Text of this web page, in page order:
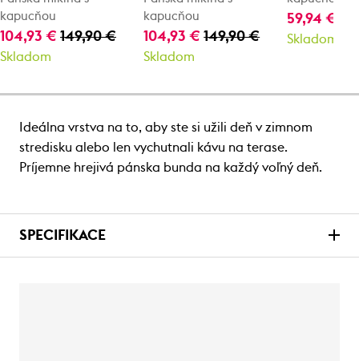
kapucňou
104,93 € 149,90 €
Skladom
kapucňou
104,93 €149,90 €
Skladom
59,94 €
Skladom
Ideálna vrstva na to, aby ste si užili deň v zimnom
stredisku alebo len vychutnali kávu na terase.
Príjemne hrejivá pánska bunda na každý voľný deň.
SPECIFIKACE